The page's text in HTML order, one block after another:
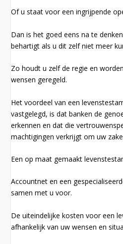
Of u staat voor een ingrijpende
Dan is het goed eens na te
behartigt als u dit zelf niet meer
Zo houdt u zelf de regie en
wensen geregeld.
Het voordeel van een
vastgelegd, is dat banken de
erkennen en dat die
machtigingen verkrijgt om uw
Een op maat gemaakt
Accountnet en een
samen met u voor.
De uiteindelijke kosten voor een
afhankelijk van uw wensen en